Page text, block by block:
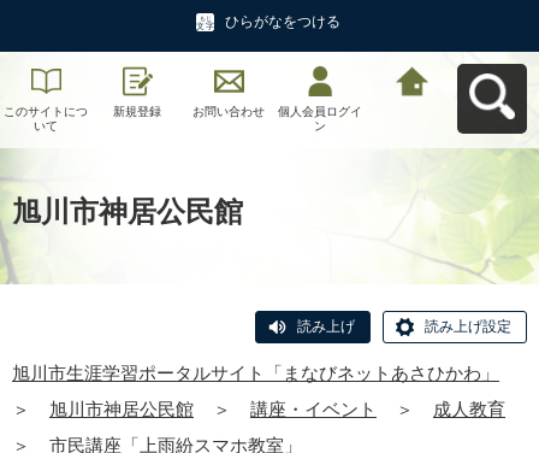
ひらがなをつける
このサイトにつ
いて
新規登録 お問い合わせ
個人会員ログイ
ン
旭川市神居公民館
読み上げ 読み上げ設定
旭川市生涯学習ポータルサイト「まなびネットあさひかわ」
＞
旭川市神居公民館 ＞ 講座・イベント ＞
成人教育
＞
市民講座「上雨紛スマホ教室」